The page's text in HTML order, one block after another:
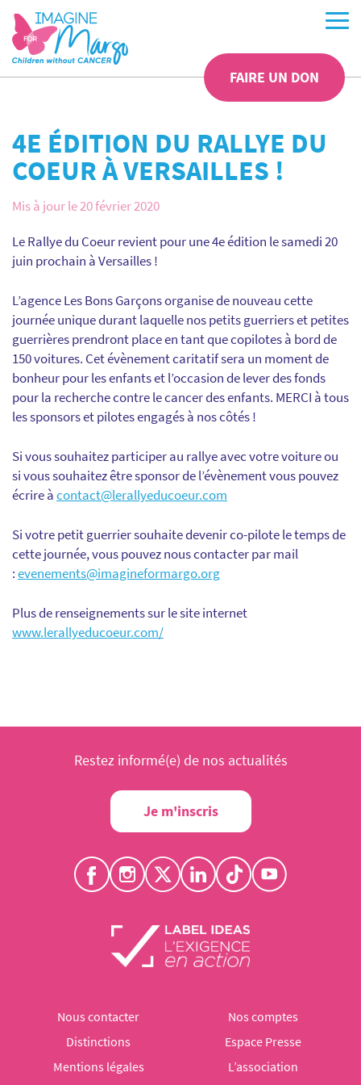
FAIRE UN DON
4E ÉDITION DU RALLYE DU
COEUR À VERSAILLES !
Mis à jour le 20 février 2020
Le Rallye du Coeur revient pour une 4e édition le samedi 20
juin prochain à Versailles !
L’agence Les Bons Garçons organise de nouveau cette
journée unique durant laquelle nos petits guerriers et petites
guerrières prendront place en tant que copilotes à bord de
150 voitures. Cet évènement caritatif sera un moment de
bonheur pour les enfants et l’occasion de lever des fonds
pour la recherche contre le cancer des enfants. MERCI à tous
les sponsors et pilotes engagés à nos côtés !
Si vous souhaitez participer au rallye avec votre voiture ou
si vous souhaitez être sponsor de l’évènement vous pouvez
écrire àcontact@lerallyeducoeur.com
Si votre petit guerrier souhaite devenir co-pilote le temps de
cette journée, vous pouvez nous contacter par mail
:evenements@imagineformargo.org
Plus de renseignements sur le site internet
www.lerallyeducoeur.com/
Restez informé(e) de nos actualités
Je m'inscris
Nous contacter
Nos comptes
Distinctions
Espace Presse
Mentions légales
L’association